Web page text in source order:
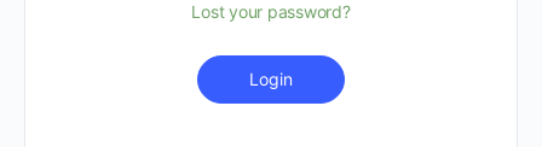
Lost your password?
Login